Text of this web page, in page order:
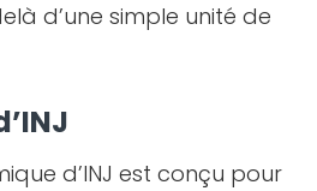
d’une simple unité de
d’INJ est conçu pour